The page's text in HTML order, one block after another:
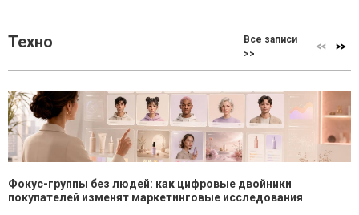
Техно
Все записи
>>
Фокус-группы без людей: как цифровые двойники
покупателей изменят маркетинговые исследования